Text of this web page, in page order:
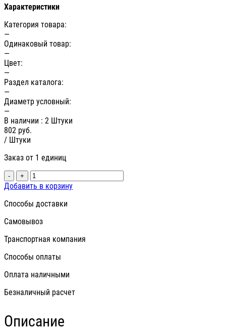
Характеристики
Категория товара:
—
Одинаковый товар:
—
Цвет:
—
Раздел каталога:
—
Диаметр условный:
—
В наличии : 2 Штуки
802 руб.
/ Штуки
Заказ от 1 единиц
- +
Добавить в корзину
Способы доставки
Самовывоз
Транспортная компания
Способы оплаты
Оплата наличными
Безналичный расчет
Описание